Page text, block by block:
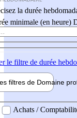
la durée
minimale (en heure)
le filtre de durée
filtres de Domaine pro
professionel
Achats /